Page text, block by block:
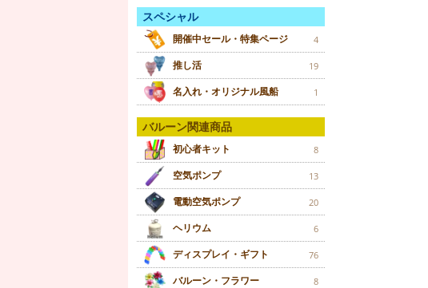
スペシャル
開催中セール・特集ページ 4
推し活 19
名入れ・オリジナル風船 1
バルーン関連商品
初心者キット 8
空気ポンプ 13
電動空気ポンプ 20
ヘリウム 6
ディスプレイ・ギフト 76
バルーン・フラワー 8